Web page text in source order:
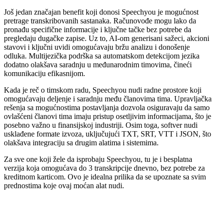
Još jedan značajan benefit koji donosi Speechyou je mogućnost
pretrage transkribovanih sastanaka. Računovođe mogu lako da
pronađu specifične informacije i ključne tačke bez potrebe da
pregledaju dugačke zapise. Uz to, AI-om generisani sažeci, akcioni
stavovi i ključni uvidi omogućavaju bržu analizu i donošenje
odluka. Multijezička podrška sa automatskom detekcijom jezika
dodatno olakšava saradnju u međunarodnim timovima, čineći
komunikaciju efikasnijom.
Kada je reč o timskom radu, Speechyou nudi radne prostore koji
omogućavaju deljenje i saradnju među članovima tima. Upravljačka
rešenja sa mogućnostima postavljanja dozvola osiguravaju da samo
ovlašćeni članovi tima imaju pristup osetljivim informacijama, što je
posebno važno u finansijskoj industriji. Osim toga, softver nudi
usklađene formate izvoza, uključujući TXT, SRT, VTT i JSON, što
olakšava integraciju sa drugim alatima i sistemima.
Za sve one koji žele da isprobaju Speechyou, tu je i besplatna
verzija koja omogućava do 3 transkripcije dnevno, bez potrebe za
kreditnom karticom. Ovo je idealna prilika da se upoznate sa svim
prednostima koje ovaj moćan alat nudi.